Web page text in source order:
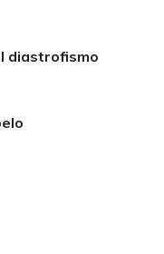
diastrofismo